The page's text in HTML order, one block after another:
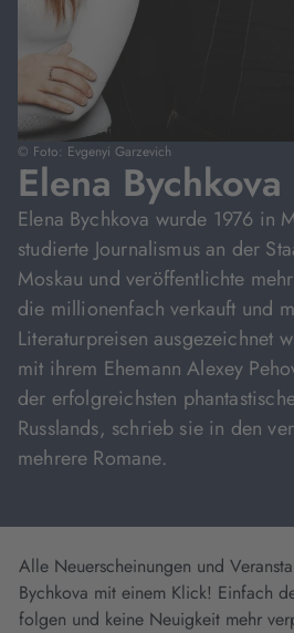
© Foto: Evgenyi Garzevich
Elena Bychkova
Elena Bychkova wurde 1976 in
studierte Journalismus an der
Moskau und veröffentlichte
die millionenfach verkauft und
Literaturpreisen ausgezeichnet
mit ihrem Ehemann Alexey
der erfolgreichsten
Russlands, schrieb sie in den
mehrere Romane.
Alle Neuerscheinungen und
Bychkova mit einem Klick! Einfach
folgen und keine Neuigkeit mehr